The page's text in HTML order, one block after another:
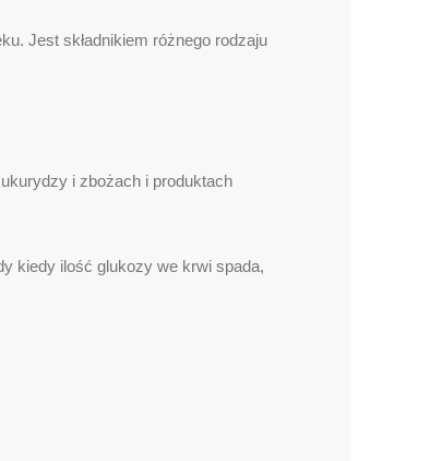
Jest składnikiem różnego rodzaju
i zbożach i produktach
kiedy ilość glukozy we krwi spada,